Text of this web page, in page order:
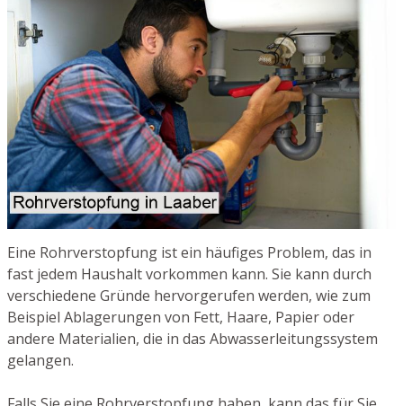
Eine Rohrverstopfung ist ein häufiges Problem, das in
fast jedem Haushalt vorkommen kann. Sie kann durch
verschiedene Gründe hervorgerufen werden, wie zum
Beispiel Ablagerungen von Fett, Haare, Papier oder
andere Materialien, die in das Abwasserleitungssystem
gelangen.